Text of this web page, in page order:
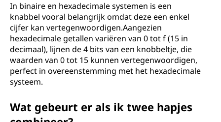
In binaire en hexadecimale systemen is een
knabbel vooral belangrijk omdat deze een enkel
cijfer kan vertegenwoordigen.Aangezien
hexadecimale getallen variëren van 0 tot f (15 in
decimaal), lijnen de 4 bits van een knobbeltje, die
waarden van 0 tot 15 kunnen vertegenwoordigen,
perfect in overeenstemming met het hexadecimale
systeem.
Wat gebeurt er als ik twee hapjes